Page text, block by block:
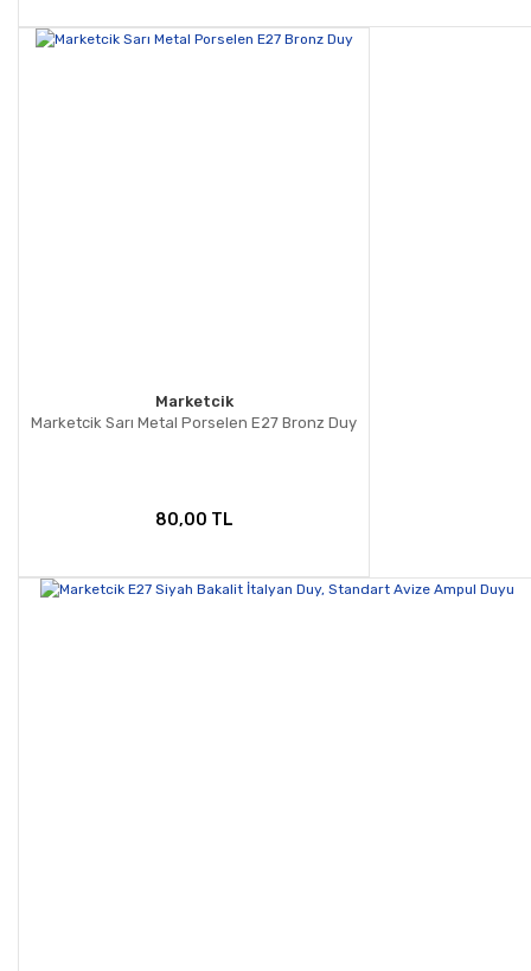
Marketcik
Marketcik Sarı Metal Porselen E27 Bronz Duy
80,00 TL